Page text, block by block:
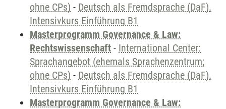
ohne CPs) - Deutsch als Fremdsprache (DaF).
Intensivkurs Einführung B1
Masterprogramm Governance & Law:
Rechtswissenschaft - International Center:
Sprachangebot (ehemals Sprachenzentrum;
ohne CPs) - Deutsch als Fremdsprache (DaF).
Intensivkurs Einführung B1
Masterprogramm Governance & Law: